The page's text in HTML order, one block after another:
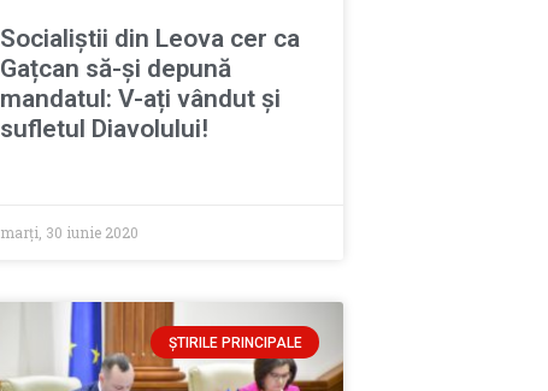
Socialiștii din Leova cer ca
Gațcan să-și depună
mandatul: V-ați vândut și
sufletul Diavolului!
marți, 30 iunie 2020
ȘTIRILE PRINCIPALE